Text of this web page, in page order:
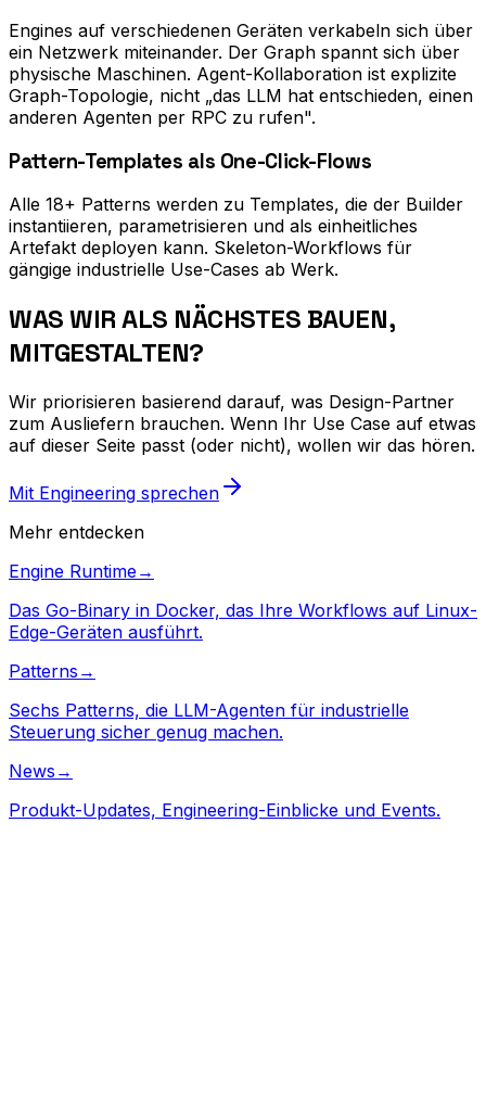
Engines auf verschiedenen Geräten verkabeln sich über
ein Netzwerk miteinander. Der Graph spannt sich über
physische Maschinen. Agent-Kollaboration ist explizite
Graph-Topologie, nicht „das LLM hat entschieden, einen
anderen Agenten per RPC zu rufen".
Pattern-Templates als One-Click-Flows
Alle 18+ Patterns werden zu Templates, die der Builder
instantiieren, parametrisieren und als einheitliches
Artefakt deployen kann. Skeleton-Workflows für
gängige industrielle Use-Cases ab Werk.
WAS WIR ALS NÄCHSTES BAUEN,
MITGESTALTEN?
Wir priorisieren basierend darauf, was Design-Partner
zum Ausliefern brauchen. Wenn Ihr Use Case auf etwas
auf dieser Seite passt (oder nicht), wollen wir das hören.
Mit Engineering sprechen
Mehr entdecken
Engine Runtime→
Das Go-Binary in Docker, das Ihre Workflows auf Linux-
Edge-Geräten ausführt.
Patterns →
Sechs Patterns, die LLM-Agenten für industrielle
Steuerung sicher genug machen.
News →
Produkt-Updates, Engineering-Einblicke und Events.